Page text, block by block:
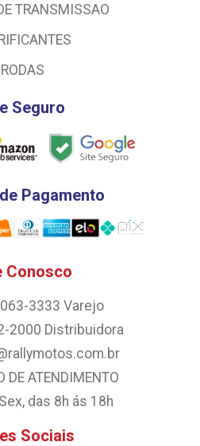
TRANSMISSAO
RODAS
Seguro
Pagamento
Conosco
3333 Varejo
2000 Distribuidora
DE ATENDIMENTO
das 8h ás 18h
Sociais